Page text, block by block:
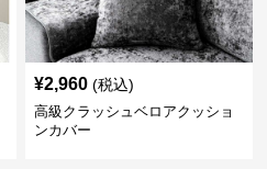
¥2,960 (税込)
高級クラッシュベロアクッショ
ンカバー